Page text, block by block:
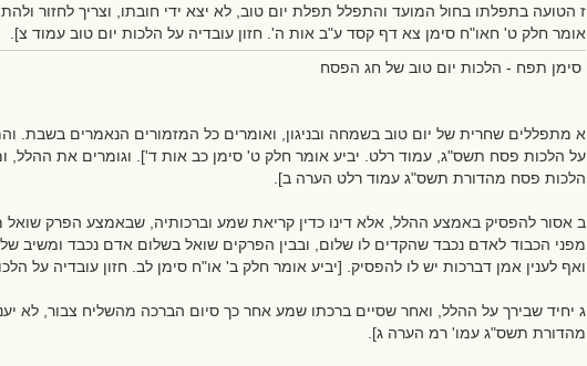
ז הטועה בתפלתו בחול המועד והתפלל תפלת יום טוב, לא יצא ידי חובתו, וצריך לחזור
אומר חלק ט' חאו"ח סימן צא דף קסד ע"ב אות ה'. חזון עובדיה על הלכות יום טוב עמוד צ].
סימן תפח - הלכות יום טוב של חג הפסח
א מתפללים שחרית של יום טוב בשמחה ובניגון, ואומרים כל המזמורים הנאמרים בשבת.
על הלכות פסח תשס"ג, עמוד רלט. יביע אומר חלק ט' סימן כב אות ד']. וגומרים את ההלל,
הלכות פסח מהדורת תשס"ג עמוד רלט הערה ב].
ב אסור להפסיק באמצע ההלל, אלא דינו כדין קריאת שמע וברכותיה, שבאמצע הפרק שואל
מפני הכבוד לאדם נכבד שהקדים לו שלום, ובבין הפרקים שואל בשלום אדם נכבד ומשיב
ואף לענין אמן דברכות יש לו להפסיק. [יביע אומר חלק ב' או"ח סימן לב. חזון עובדיה על
ג יחיד שבירך על ההלל, ואחר שסיים ברכתו שמע אחר כך סיום הברכה מהשליח צבור, לא
מהדורת תשס"ג עמו' רמ הערה ג].